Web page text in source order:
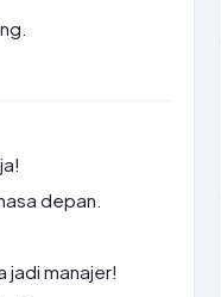
depan.
jadi manajer!